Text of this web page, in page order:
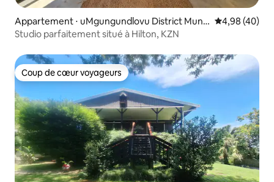
Appartement ⋅ uMgungundlovu District Munic
ipality
Évaluation
4,98 (40)
Studio parfaitement situé à Hilton, KZN
Coup de cœur voyageurs
Coup de cœur voyageurs